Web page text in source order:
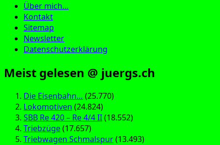
Über mich…
Kontakt
Sitemap
Newsletter
Datenschutzerklärung
Meist gelesen @ juergs.ch
Die Eisenbahn… (25.770)
Lokomotiven (24.824)
SBB Re 420 – Re 4/4 II(18.552)
Triebzüge(17.657)
Triebwagen Schmalspur(13.493)